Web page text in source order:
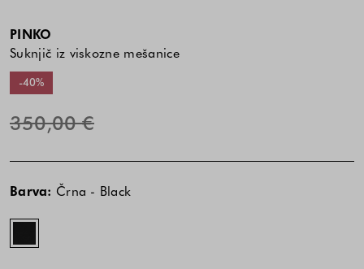
PINKO
Suknjič iz viskozne mešanice
-40%
350,00 €
Barva: Črna - Black
-